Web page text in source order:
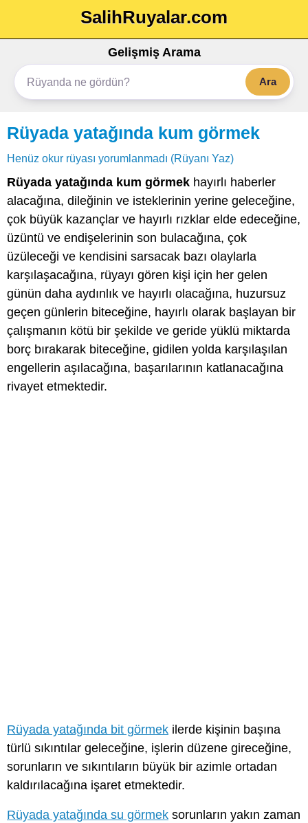
SalihRuyalar.com
Gelişmiş Arama
Ara
Rüyada yatağında kum görmek
Henüz okur rüyası yorumlanmadı (Rüyanı Yaz)
Rüyada yatağında kum görmek hayırlı haberler
alacağına, dileğinin ve isteklerinin yerine geleceğine,
çok büyük kazançlar ve hayırlı rızklar elde edeceğine,
üzüntü ve endişelerinin son bulacağına, çok
üzüleceği ve kendisini sarsacak bazı olaylarla
karşılaşacağına, rüyayı gören kişi için her gelen
günün daha aydınlık ve hayırlı olacağına, huzursuz
geçen günlerin biteceğine, hayırlı olarak başlayan bir
çalışmanın kötü bir şekilde ve geride yüklü miktarda
borç bırakarak biteceğine, gidilen yolda karşılaşılan
engellerin aşılacağına, başarılarının katlanacağına
rivayet etmektedir.
Rüyada yatağında bit görmek ilerde kişinin başına
türlü sıkıntılar geleceğine, işlerin düzene gireceğine,
sorunların ve sıkıntıların büyük bir azimle ortadan
kaldırılacağına işaret etmektedir.
Rüyada yatağında su görmek sorunların yakın zaman